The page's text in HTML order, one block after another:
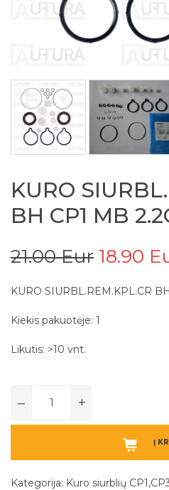
KURO
BH CP1 MB
21.00 Eur 18.90
KURO SIURBL.REM.KPL.CR
Kiekis pakuotėje: 1
Likutis: >10 vnt.
– +
Į
Kategorija: Kuro siurblių